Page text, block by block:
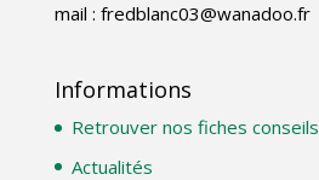
mail : fredblanc03@wanadoo.fr
Informations
Retrouver nos fiches conseils
Actualités